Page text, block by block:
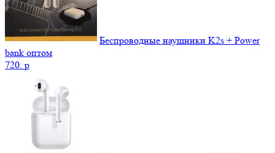
Беспроводные наушники K2s + Power
bank оптом
720. p